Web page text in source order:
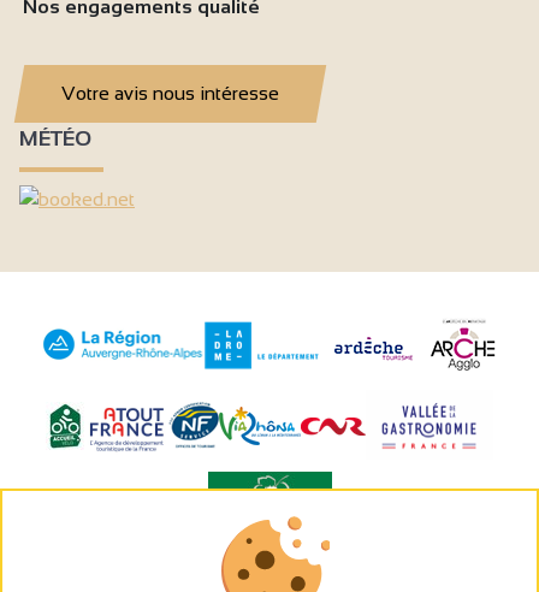
Nos engagements qualité
Votre avis nous intéresse
MÉTÉO
L’abus d’alcool est dangereux pour la santé, à consommer avec
modération.